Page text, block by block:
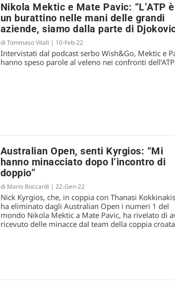
Nikola Mektic e Mate Pavic: “L’ATP è
un burattino nelle mani delle grandi
aziende, siamo dalla parte di
di Tommaso Vitali | 10-Feb-22
Intervistati dal podcast serbo Wish&Go, Mektic e
hanno speso parole al veleno nei confronti dell’ATP
Australian Open, senti Kyrgios: “Mi
hanno minacciato dopo l’incontro di
doppio”
di Mario Boccardi | 22-Gen-22
Nick Kyrgios, che, in coppia con Thanasi
ha eliminato dagli Australian Open i numeri 1 del
mondo Nikola Mektic a Mate Pavic, ha rivelato di
ricevuto delle minacce dal team della coppia croata